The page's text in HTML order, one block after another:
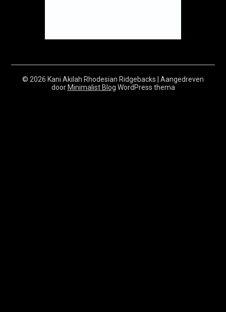
© 2026 Kani Akilah Rhodesian Ridgebacks
| Aangedreven
door Minimalist Blog WordPress thema